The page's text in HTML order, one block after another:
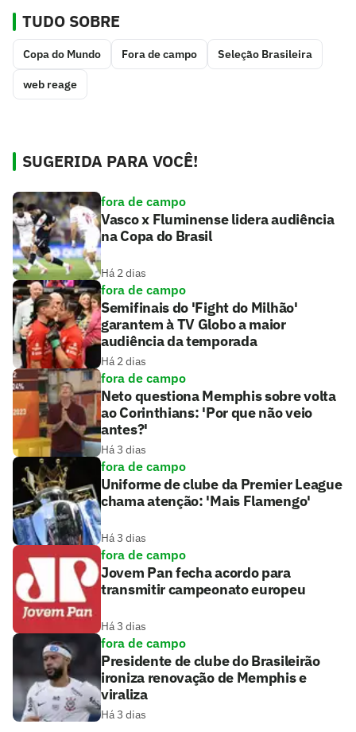
TUDO SOBRE
Copa do Mundo Fora de campo Seleção Brasileira
web reage
SUGERIDA PARA VOCÊ!
fora de campo
Vasco x Fluminense lidera audiência
na Copa do Brasil
Há 2 dias
fora de campo
Semifinais do 'Fight do Milhão'
garantem à TV Globo a maior
audiência da temporada
Há 2 dias
fora de campo
Neto questiona Memphis sobre volta
ao Corinthians: 'Por que não veio
antes?'
Há 3 dias
fora de campo
Uniforme de clube da Premier League
chama atenção: 'Mais Flamengo'
Há 3 dias
fora de campo
Jovem Pan fecha acordo para
transmitir campeonato europeu
Há 3 dias
fora de campo
Presidente de clube do Brasileirão
ironiza renovação de Memphis e
viraliza
Há 3 dias